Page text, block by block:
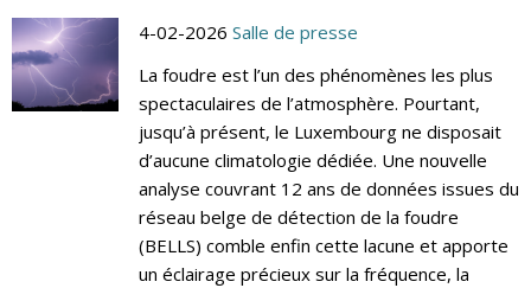
4-02-2026 Salle de presse
La foudre est l’un des phénomènes les plus
spectaculaires de l’atmosphère. Pourtant,
jusqu’à présent, le Luxembourg ne disposait
d’aucune climatologie dédiée. Une nouvelle
analyse couvrant 12 ans de données issues du
réseau belge de détection de la foudre
(BELLS) comble enfin cette lacune et apporte
un éclairage précieux sur la fréquence, la